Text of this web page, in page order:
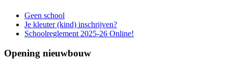
Geen school
Je kleuter (kind) inschrijven?
Schoolreglement 2025-26 Online!
Opening nieuwbouw